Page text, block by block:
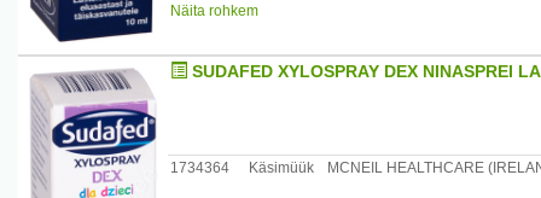
pikaajaline kasutamine ja üleannustamine võib
on sunnitud kasutama ravimit korduvalt või isegi
See võib põhjustada nina limaskesta kroonilist turset
hingamine nina kaudu.
Näita rohkem
SUDAFED XYLOSPRAY DEX NINASPREI
1734364 Käsimüük MCNEIL HEALTHCARE